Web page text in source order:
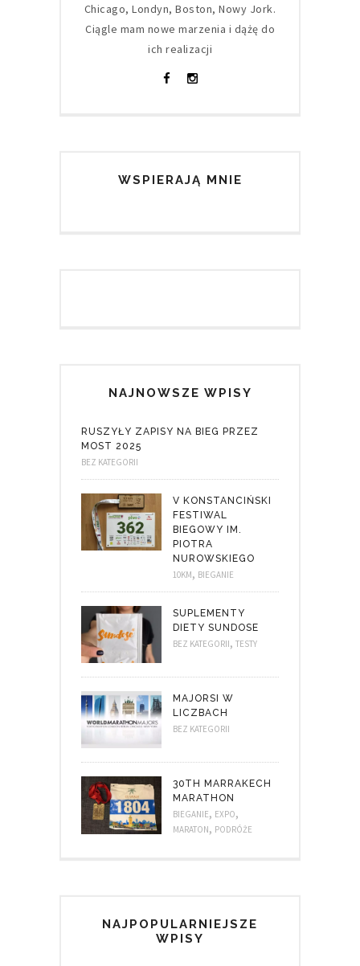
Chicago, Londyn, Boston, Nowy Jork.
Ciągle mam nowe marzenia i dążę do
ich realizacji
WSPIERAJĄ MNIE
NAJNOWSZE WPISY
RUSZYŁY ZAPISY NA BIEG PRZEZ
MOST 2025
BEZ KATEGORII
V KONSTANCIŃSKI
FESTIWAL
BIEGOWY IM.
PIOTRA
NUROWSKIEGO
10KM, BIEGANIE
SUPLEMENTY
DIETY SUNDOSE
BEZ KATEGORII, TESTY
MAJORSI W
LICZBACH
BEZ KATEGORII
30TH MARRAKECH
MARATHON
BIEGANIE, EXPO,
MARATON, PODRÓŻE
NAJPOPULARNIEJSZE
WPISY